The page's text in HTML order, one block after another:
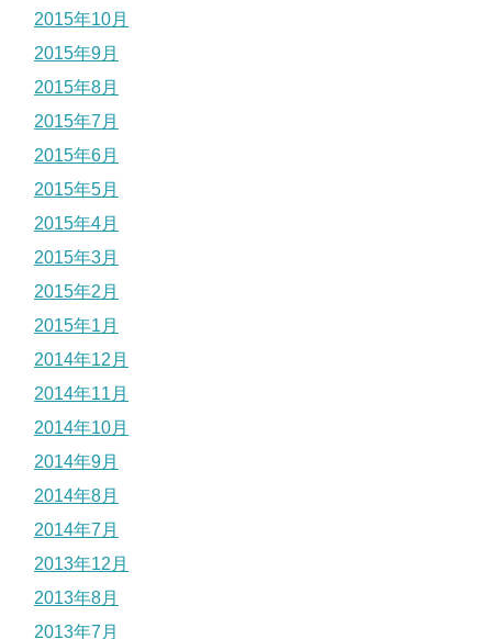
2015年10月
2015年9月
2015年8月
2015年7月
2015年6月
2015年5月
2015年4月
2015年3月
2015年2月
2015年1月
2014年12月
2014年11月
2014年10月
2014年9月
2014年8月
2014年7月
2013年12月
2013年8月
2013年7月